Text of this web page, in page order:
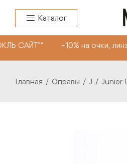
Каталог
-10% на очки,
Главная / Оправы / J / Junior